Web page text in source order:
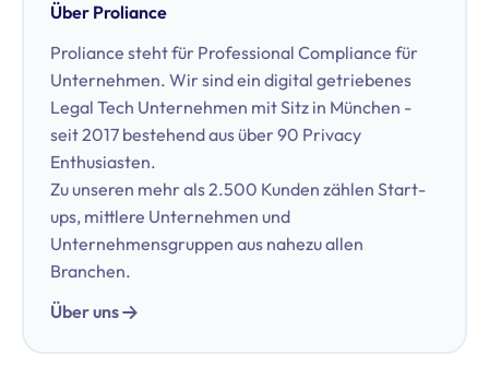
Über Proliance
Proliance steht für Professional Compliance für
Unternehmen. Wir sind ein digital getriebenes
Legal Tech Unternehmen mit Sitz in München -
seit 2017 bestehend aus über 90 Privacy
Enthusiasten.
Zu unseren mehr als 2.500 Kunden zählen Start-
ups, mittlere Unternehmen und
Unternehmensgruppen aus nahezu allen
Branchen.
Über uns